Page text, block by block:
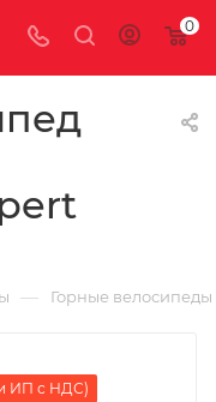
0
— Горные велосипеды
ИП с НДС)